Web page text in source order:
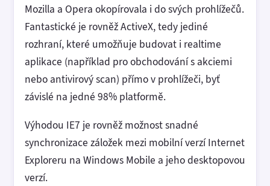
Mozilla a Opera okopírovala i do svých prohlížečů.
Fantastické je rovněž ActiveX, tedy jediné
rozhraní, které umožňuje budovat i realtime
aplikace (například pro obchodování s akciemi
nebo antivirový scan) přímo v prohlížeči, byť
závislé na jedné 98% platformě.
Výhodou IE7 je rovněž možnost snadné
synchronizace záložek mezi mobilní verzí Internet
Exploreru na Windows Mobile a jeho desktopovou
verzí.